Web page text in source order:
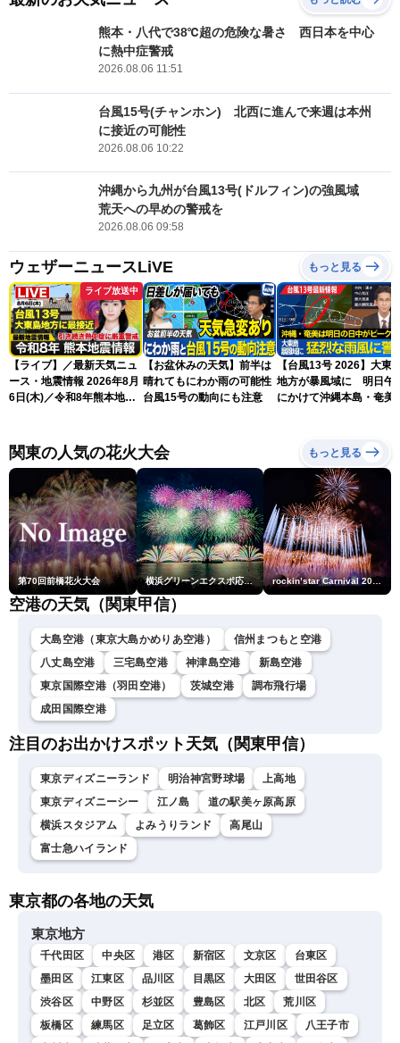
熊本・八代で38℃超の危険な暑さ 西日本を中心
に熱中症警戒
2026.08.06 11:51
台風15号(チャンホン) 北西に進んで来週は本州
に接近の可能性
2026.08.06 10:22
沖縄から九州が台風13号(ドルフィン)の強風域
荒天への早めの警戒を
2026.08.06 09:58
ウェザーニュースLiVE もっと見る
ライブ放送中
【ライブ】／最新天気ニュ
ース・地震情報 2026年8月
6日(木)／令和8年熊本地震
ースLiVEアフタヌーン・青
原桃香／本田竜也〉
【お盆休みの天気】前半は
晴れてもにわか雨の可能性
台風15号の動向にも注意
【台風13号 2026】大東
地方が暴風域に 明日午
にかけて沖縄本島・奄美
関東の人気の花火大会 もっと見る
第70回前橋花火大会 横浜グリーンエクスポ応援 みなとみらいフェスティバル「スカイシンフォニーinヨコハマ presented byコロワイド」
空港の天気（関東甲信）
大島空港（東京大島かめりあ空港）
信州まつもと空港
八丈島空港
三宅島空港 神津島空港
新島空港
東京国際空港（羽田空港）
茨城空港
調布飛行場
成田国際空港
注目のお出かけスポット天気（関東甲信）
東京ディズニーランド 明治神宮野球場
上高地
東京ディズニーシー
江ノ島
道の駅美ヶ原高原
横浜スタジアム
よみうりランド
高尾山
富士急ハイランド
東京都の各地の天気
東京地方
千代田区 中央区 港区 新宿区 文京区
台東区
墨田区
江東区 品川区 目黒区 大田区
世田谷区
渋谷区
中野区 杉並区 豊島区 北区
荒川区
板橋区
練馬区 足立区 葛飾区 江戸川区
八王子市